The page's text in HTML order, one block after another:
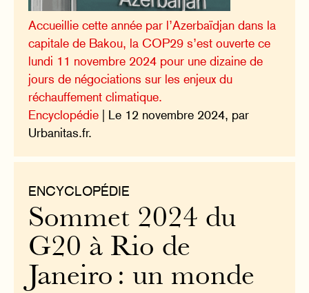
Accueillie cette année par l’Azerbaïdjan dans la
capitale de Bakou, la COP29 s’est ouverte ce
lundi 11 novembre 2024 pour une dizaine de
jours de négociations sur les enjeux du
réchauffement climatique.
Encyclopédie | Le 12 novembre 2024, par
Urbanitas.fr.
ENCYCLOPÉDIE
Sommet 2024 du
G20 à Rio de
Janeiro : un monde